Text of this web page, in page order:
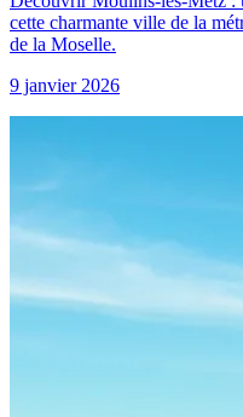
cette charmante ville de la
de la Moselle.
9 janvier 2026